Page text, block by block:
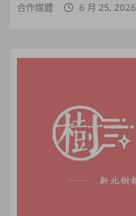
合作媒體 6 月 25, 2026